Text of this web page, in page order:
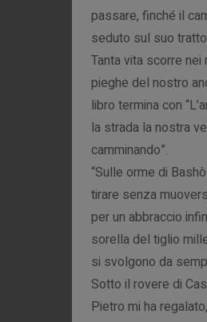
passare, finché il
seduto sul suo
Tanta vita scorre
pieghe del nostro
libro termina con
la strada la nostra
camminando”.
“Sulle orme di
tirare senza
per un abbraccio
sorella del tiglio
si svolgono da
Sotto il rovere di
Pietro mi ha